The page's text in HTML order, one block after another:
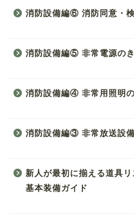
消防設備編⑥ 消防同意・
消防設備編⑤ 非常電源の
消防設備編④ 非常用照明
消防設備編③ 非常放送設
新人が最初に揃える道具
基本装備ガイド